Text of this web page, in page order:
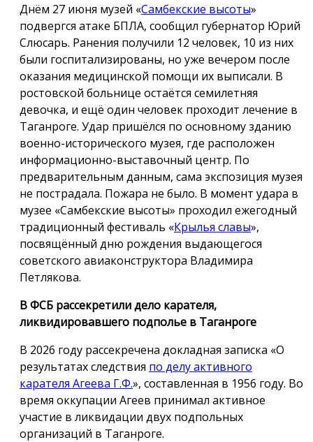
Днём 27 июня музей «Самбекские высоты»
подвергся атаке БПЛА, сообщил губернатор Юрий
Слюсарь. Ранения получили 12 человек, 10 из них
были госпитализированы, но уже вечером после
оказания медицинской помощи их выписали. В
ростовской больнице остаётся семилетняя
девочка, и ещё один человек проходит лечение в
Таганроге. Удар пришёлся по основному зданию
военно-исторического музея, где расположен
информационно-выставочный центр. По
предварительным данным, сама экспозиция музея
не пострадала. Пожара не было. В момент удара в
музее «Самбекские высоты» проходил ежегодный
традиционный фестиваль «Крылья славы»,
посвящённый дню рождения выдающегося
советского авиаконструктора Владимира
Петлякова.
В ФСБ рассекретили дело карателя,
ликвидировавшего подполье в Таганроге
В 2026 году рассекречена докладная записка «О
результатах следствия по делу активного
карателя Агеева Г.Ф.», составленная в 1956 году. Во
время оккупации Агеев принимал активное
участие в ликвидации двух подпольных
организаций в Таганроге.